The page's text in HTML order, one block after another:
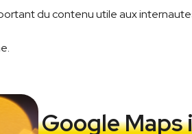
du contenu utile aux
Google